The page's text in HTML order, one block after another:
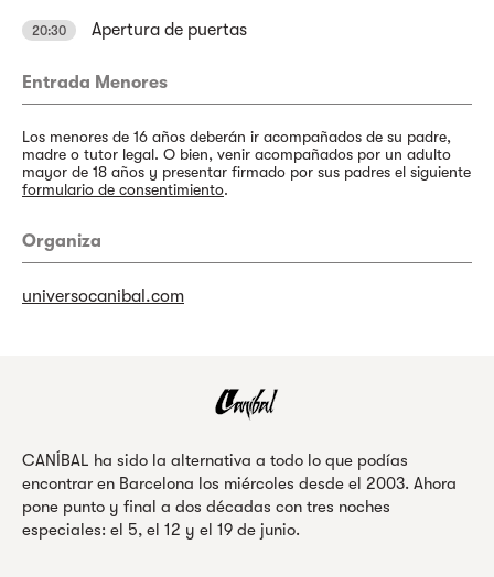
20:30 Apertura de puertas
Entrada Menores
Los menores de 16 años deberán ir acompañados de su padre,
madre o tutor legal. O bien, venir acompañados por un adulto
mayor de 18 años y presentar firmado por sus padres el siguiente
formulario de consentimiento.
Organiza
universocanibal.com
CANÍBAL ha sido la alternativa a todo lo que podías
encontrar en Barcelona los miércoles desde el 2003. Ahora
pone punto y final a dos décadas con tres noches
especiales: el 5, el 12 y el 19 de junio.